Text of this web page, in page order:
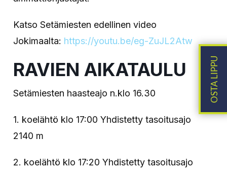
Katso Setämiesten edellinen video
Jokimaalta: https://youtu.be/eg-ZuJL2Atw
RAVIEN AIKATAULU
Setämiesten haasteajo n.klo 16.30
1. koelähtö klo 17:00 Yhdistetty tasoitusajo
2140 m
2. koelähtö klo 17:20 Yhdistetty tasoitusajo